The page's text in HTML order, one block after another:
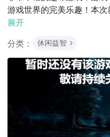
游戏世界的完美乐趣！本
展开
分类：
休闲益智